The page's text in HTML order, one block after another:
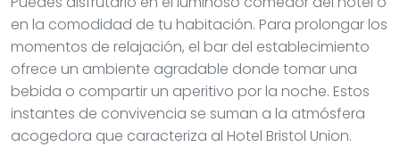
en la comodidad de tu habitación. Para prolongar los
momentos de relajación, el bar del establecimiento
ofrece un ambiente agradable donde tomar una
bebida o compartir un aperitivo por la noche. Estos
instantes de convivencia se suman a la atmósfera
acogedora que caracteriza al Hotel Bristol Union.